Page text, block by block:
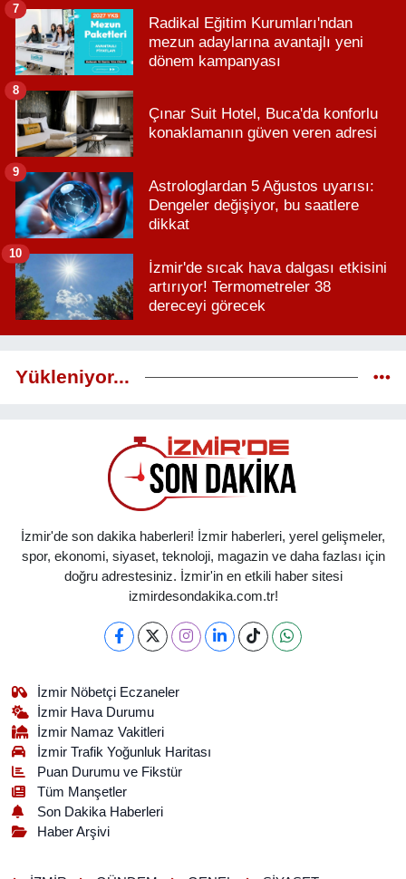
Radikal Eğitim Kurumları'ndan
mezun adaylarına avantajlı yeni
dönem kampanyası
7
Çınar Suit Hotel, Buca'da konforlu
konaklamanın güven veren adresi
8
Astrologlardan 5 Ağustos uyarısı:
Dengeler değişiyor, bu saatlere
dikkat
9
İzmir'de sıcak hava dalgası etkisini
artırıyor! Termometreler 38
dereceyi görecek
10
Yükleniyor...
İzmir'de son dakika haberleri! İzmir haberleri, yerel gelişmeler,
spor, ekonomi, siyaset, teknoloji, magazin ve daha fazlası için
doğru adrestesiniz. İzmir'in en etkili haber sitesi
izmirdesondakika.com.tr!
İzmir Nöbetçi Eczaneler
İzmir Hava Durumu
İzmir Namaz Vakitleri
İzmir Trafik Yoğunluk Haritası
Puan Durumu ve Fikstür
Tüm Manşetler
Son Dakika Haberleri
Haber Arşivi